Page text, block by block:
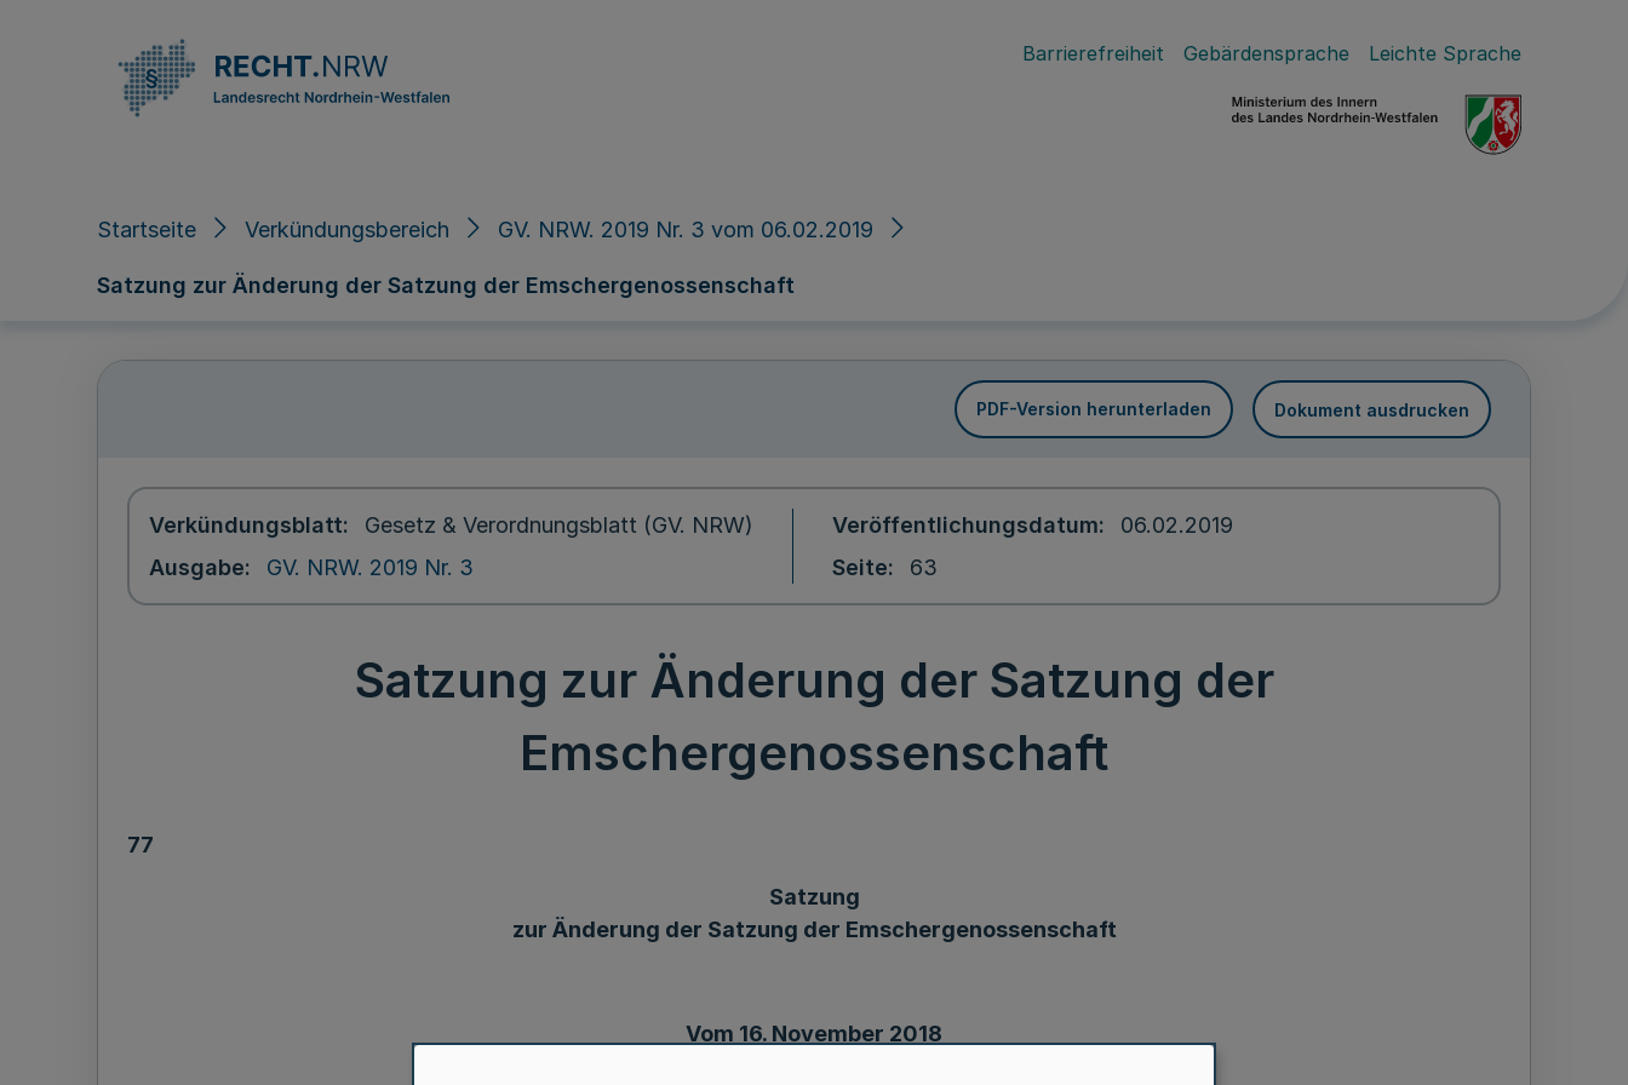
Barrierefreiheit Gebärdensprache Leichte Sprache
Startseite Verkündungsbereich GV. NRW. 2019 Nr. 3 vom 06.02.2019
Satzung zur Änderung der Satzung der Emschergenossenschaft
PDF-Version herunterladen Dokument ausdrucken
Verkündungsblatt
Gesetz & Verordnungsblatt (GV. NRW)
Ausgabe
GV. NRW. 2019 Nr. 3
Veröffentlichungsdatum
06.02.2019
Seite
63
Satzung zur Änderung der Satzung der
Emschergenossenschaft
77
Satzung
zur Änderung der Satzung der Emschergenossenschaft
Vom 16. November 2018